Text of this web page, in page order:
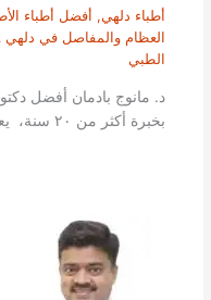
أطباء دلهي, أفضل أطباء
العظام والمفاصل في دلهي ٢٠٢٦
الطبي
د. مانوج بادمان أفضل
بخبرة أكثر من ٢٠ سنة، يعتبر الدكتور مانوج من دلهي […]